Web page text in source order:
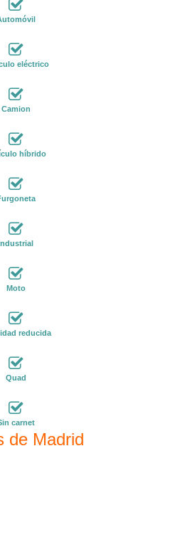
eléctrico
Camion
híbrido
Moto
reducida
Quad
carnet
de Madrid